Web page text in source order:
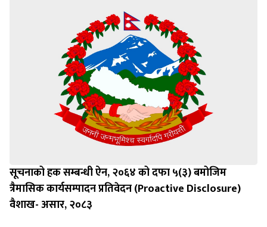
सूचनाको हक सम्बन्धी ऐन, २०६४ को दफा ५(३) बमोजिम
त्रैमासिक कार्यसम्पादन प्रतिवेदन (Proactive Disclosure)
वैशाख- असार, २०८३